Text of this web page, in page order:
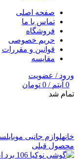
صفحه اصلی
تماس با ما
فروشگاه
حریم خصوصی
قوانین و مقررات
مقایسه
ورود / عضویت
0 آیتم /
0 تومان
تمام شد
خانهلوازم جانبی موبایل
محصول قبلی